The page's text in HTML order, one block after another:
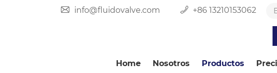
info@fluidovalve.com +86 13210153062
Home Nosotros Productos